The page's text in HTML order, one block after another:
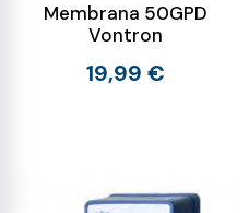
Membrana 50GPD
Vontron
19,99 €